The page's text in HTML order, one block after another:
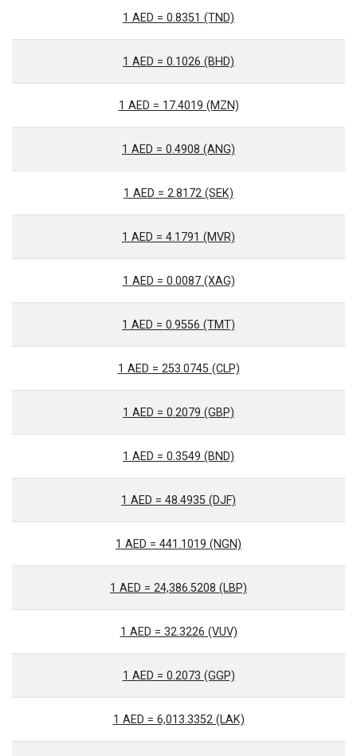
1 AED = 0.8351 (TND)
1 AED = 0.1026 (BHD)
1 AED = 17.4019 (MZN)
1 AED = 0.4908 (ANG)
1 AED = 2.8172 (SEK)
1 AED = 4.1791 (MVR)
1 AED = 0.0087 (XAG)
1 AED = 0.9556 (TMT)
1 AED = 253.0745 (CLP)
1 AED = 0.2079 (GBP)
1 AED = 0.3549 (BND)
1 AED = 48.4935 (DJF)
1 AED = 441.1019 (NGN)
1 AED = 24,386.5208 (LBP)
1 AED = 32.3226 (VUV)
1 AED = 0.2073 (GGP)
1 AED = 6,013.3352 (LAK)